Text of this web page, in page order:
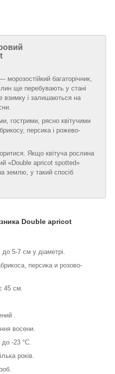
морозостійкий багаторічник,
ще перебувають у стані
взимку і залишаються на
гострими, рясно квітучими
персика і рожево-
Якщо квітуча рослина
«Double apricot spotted»
землю, у такий спосіб
Double apricot
до 5-7 см у діаметрі.
персика и розово-
45 см.
.
восени.
до -23 °C.
років.